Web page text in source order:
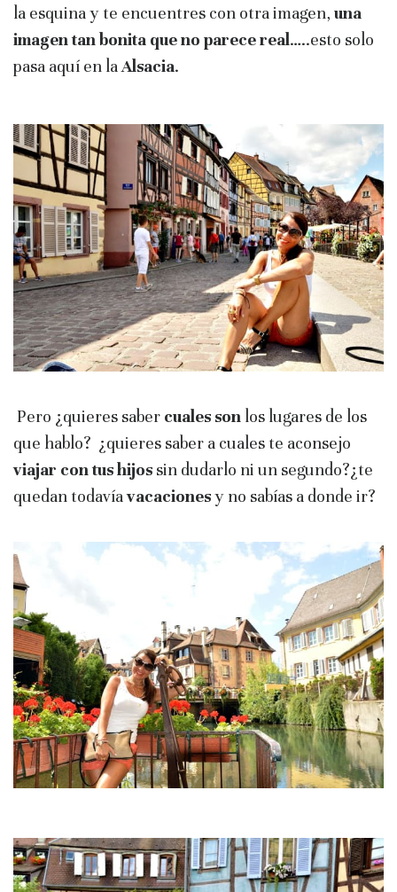
la esquina y te encuentres con otra imagen, una
imagen tan bonita que no parece real…..esto solo
pasa aquí en laAlsacia.
Pero ¿quieres saber cuales son los lugares de los
que hablo? ¿quieres saber a cuales te aconsejo
viajar con tus hijos sin dudarlo ni un segundo?¿te
quedan todavíavacacionesy no sabías a donde ir?